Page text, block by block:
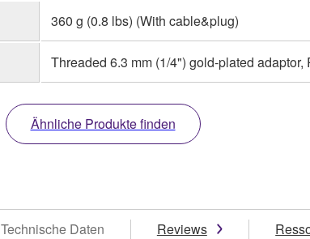
360 g (0.8 lbs) (With cable&plug)
Threaded 6.3 mm (1/4") gold-plated adaptor,
Ähnliche Produkte finden
Technische Daten Reviews